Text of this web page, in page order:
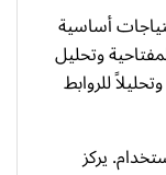
أساسية
وتحليل
للروابط
يركز